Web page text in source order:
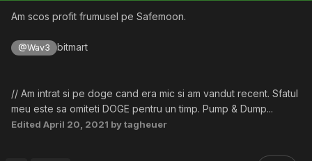
Am scos profit frumusel pe Safemoon.
@Wav3 bitmart
// Am intrat si pe doge cand era mic si am vandut recent. Sfatul
meu este sa omiteti DOGE pentru un timp. Pump & Dump...
Edited April 20, 2021 by tagheuer